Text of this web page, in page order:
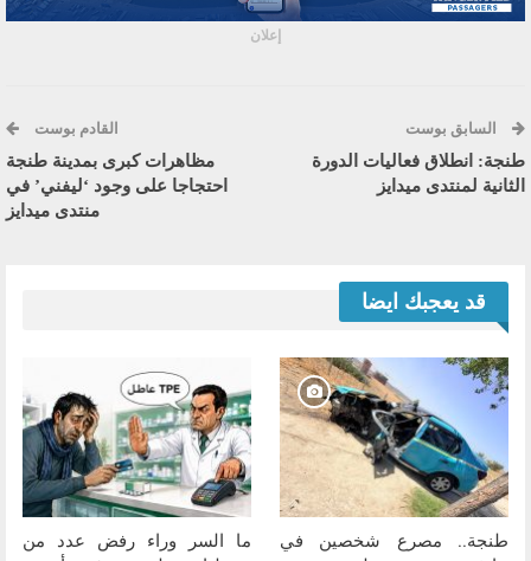
إعلان
السابق بوست
طنجة: انطلاق فعاليات الدورة
الثانية لمنتدى ميدايز
القادم بوست
مظاهرات كبرى بمدينة طنجة
احتجاجا على وجود ‘ليفني’ في
منتدى ميدايز
قد يعجبك ايضا
طنجة.. مصرع شخصين في
ما السر وراء رفض عدد من